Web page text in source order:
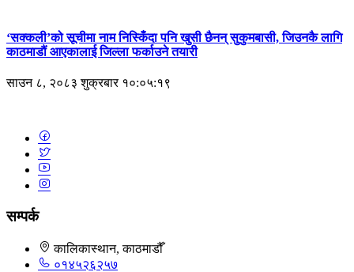
‘सक्कली’को सूचीमा नाम निस्किँदा पनि खुसी छैनन् सुकुमबासी, जिउनकै लागि
काठमाडौं आएकालाई जिल्ला फर्काउने तयारी
साउन ८, २०८३ शुक्रबार १०:०५:१९
सम्पर्क
कालिकास्थान, काठमाडौँ
०१४५२६२५७